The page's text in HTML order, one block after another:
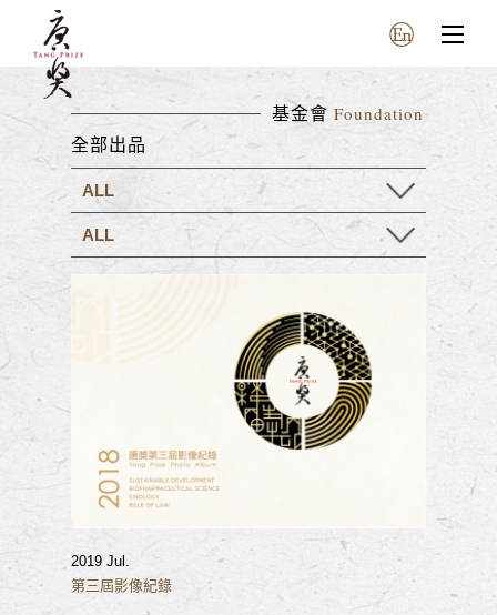
基金會 Foundation
全部出品
ALL
ALL
2019 Jul.
第三屆影像紀錄